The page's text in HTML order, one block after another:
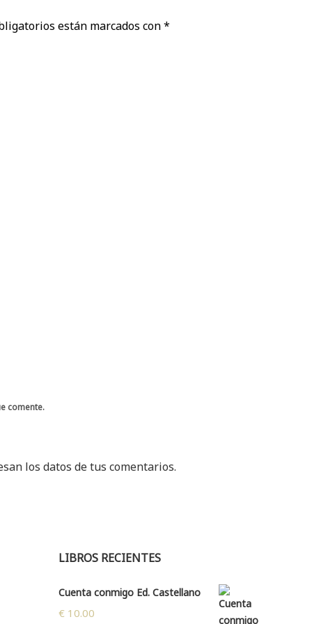
están marcados con*
comente.
los datos de tus comentarios.
LIBROS RECIENTES
Cuenta conmigo Ed. Castellano
€10.00